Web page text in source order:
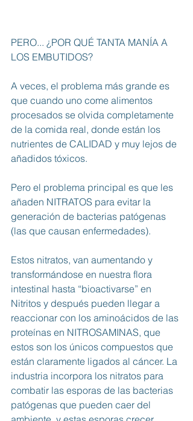
PERO... ¿POR QUÉ TANTA MANÍA A
LOS EMBUTIDOS?
A veces, el problema más grande es
que cuando uno come alimentos
procesados se olvida completamente
de la comida real, donde están los
nutrientes de CALIDAD y muy lejos de
añadidos tóxicos.
Pero el problema principal es que les
añaden NITRATOS para evitar la
generación de bacterias patógenas
(las que causan enfermedades).
Estos nitratos, van aumentando y
transformándose en nuestra flora
intestinal hasta “bioactivarse” en
Nitritos y después pueden llegar a
reaccionar con los aminoácidos de las
proteínas en NITROSAMINAS, que
estos son los únicos compuestos que
están claramente ligados al cáncer. La
industria incorpora los nitratos para
combatir las esporas de las bacterias
patógenas que pueden caer del